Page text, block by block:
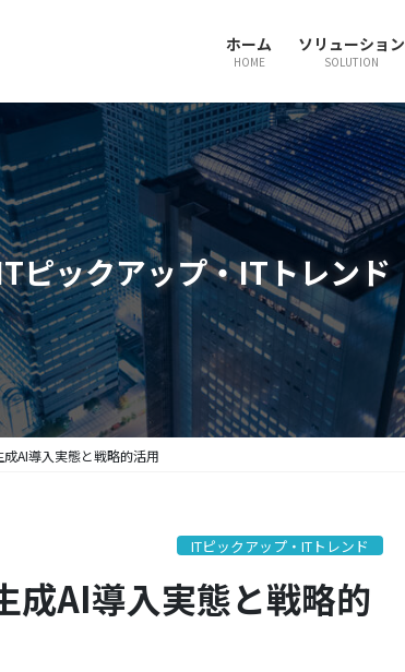
ホーム
HOME
ソリューション
SOLUTION
ピックアップ・ITトレンド
AI導入実態と戦略的活用
ITピックアップ・ITトレンド
AI導入実態と戦略的